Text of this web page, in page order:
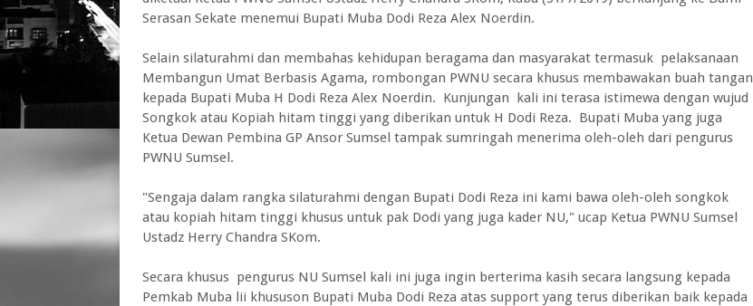
Serasan Sekate menemui Bupati Muba Dodi Reza Alex Noerdin.
Selain silaturahmi dan membahas kehidupan beragama dan masyarakat termasuk pelaksanaan
Membangun Umat Berbasis Agama, rombongan PWNU secara khusus membawakan buah tangan
kepada Bupati Muba H Dodi Reza Alex Noerdin. Kunjungan kali ini terasa istimewa dengan wujud
Songkok atau Kopiah hitam tinggi yang diberikan untuk H Dodi Reza. Bupati Muba yang juga
Ketua Dewan Pembina GP Ansor Sumsel tampak sumringah menerima oleh-oleh dari pengurus
PWNU Sumsel.
"Sengaja dalam rangka silaturahmi dengan Bupati Dodi Reza ini kami bawa oleh-oleh songkok
atau kopiah hitam tinggi khusus untuk pak Dodi yang juga kader NU," ucap Ketua PWNU Sumsel
Ustadz Herry Chandra SKom.
Secara khusus pengurus NU Sumsel kali ini juga ingin berterima kasih secara langsung kepada
Pemkab Muba lii khususon Bupati Muba Dodi Reza atas support yang terus diberikan baik kepada